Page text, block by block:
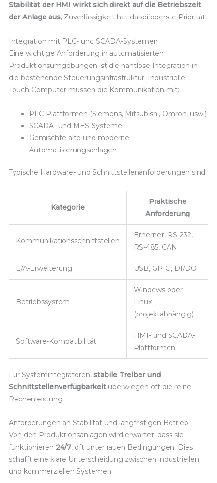
Stabilität der HMI wirkt sich direkt auf die Betriebszeit
der Anlage aus, Zuverlässigkeit hat dabei oberste Priorität.
Integration mit PLC- und SCADA-Systemen
Eine wichtige Anforderung in automatisierten
Produktionsumgebungen ist die nahtlose Integration in
die bestehende Steuerungsinfrastruktur. Industrielle
Touch-Computer müssen die Kommunikation mit:
PLC-Plattformen (Siemens, Mitsubishi, Omron, usw.)
SCADA- und MES-Systeme
Gemischte alte und moderne
Automatisierungsanlagen
Typische Hardware- und Schnittstellenanforderungen sind:
Kategorie
Praktische
Anforderung
Kommunikationsschnittstellen
Ethernet, RS-232,
RS-485, CAN
E/A-Erweiterung USB, GPIO, DI/DO
Betriebssystem
Windows oder
Linux
(projektabhängig)
Software-Kompatibilität
HMI- und SCADA-
Plattformen
Für Systemintegratoren, stabile Treiber und
Schnittstellenverfügbarkeit überwiegen oft die reine
Rechenleistung.
Anforderungen an Stabilität und langfristigen Betrieb
Von den Produktionsanlagen wird erwartet, dass sie
funktionieren 24/7, oft unter rauen Bedingungen. Dies
schafft eine klare Unterscheidung zwischen industriellen
und kommerziellen Systemen.